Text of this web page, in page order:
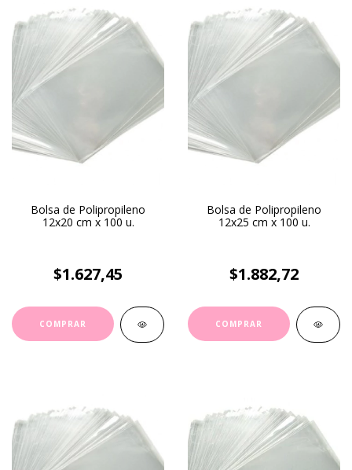
Bolsa de Polipropileno
12x20 cm x 100 u.
$1.627,45
Bolsa de Polipropileno
12x25 cm x 100 u.
$1.882,72